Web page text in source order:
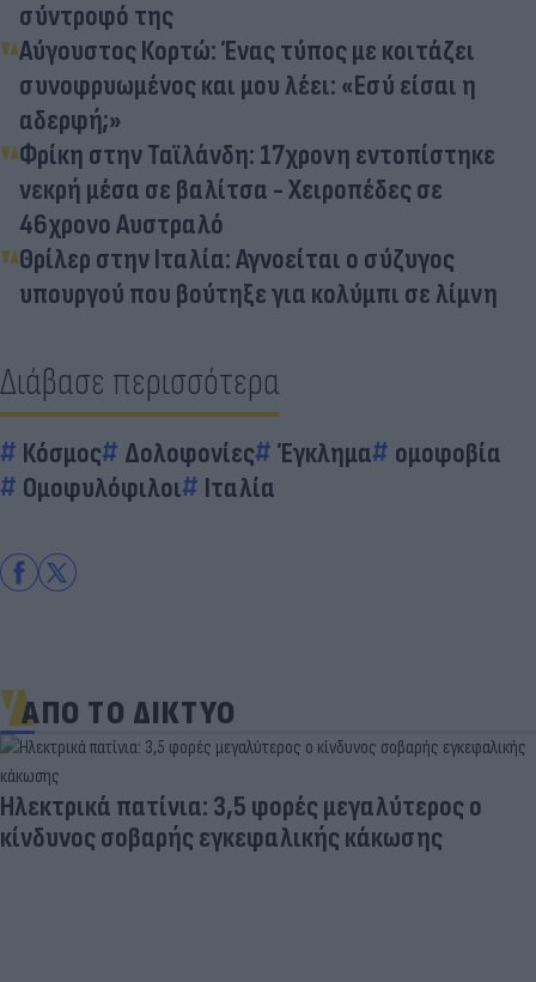
σύντροφό της
Αύγουστος Κορτώ: Ένας τύπος με κοιτάζει
συνοφρυωμένος και μου λέει: «Εσύ είσαι η
αδερφή;»
Φρίκη στην Ταϊλάνδη: 17χρονη εντοπίστηκε
νεκρή μέσα σε βαλίτσα - Χειροπέδες σε
46χρονο Αυστραλό
Θρίλερ στην Ιταλία: Αγνοείται ο σύζυγος
υπουργού που βούτηξε για κολύμπι σε λίμνη
Διάβασε περισσότερα
Κόσμος Δολοφονίες Έγκλημα
ομοφοβία
Ομοφυλόφιλοι
Ιταλία
ΑΠΟ ΤΟ ΔΙΚΤΥΟ
Ηλεκτρικά πατίνια: 3,5 φορές μεγαλύτερος ο
κίνδυνος σοβαρής εγκεφαλικής κάκωσης